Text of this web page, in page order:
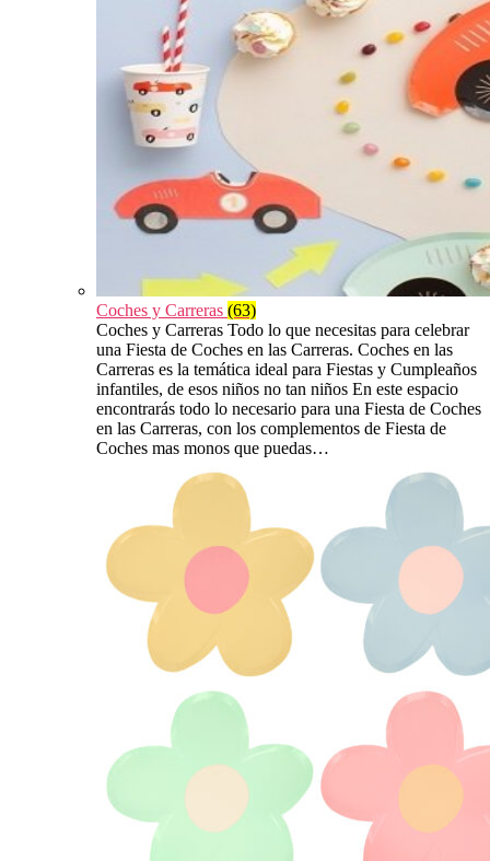
Coches y Carreras (63)
Coches y Carreras Todo lo que necesitas para celebrar
una Fiesta de Coches en las Carreras. Coches en las
Carreras es la temática ideal para Fiestas y Cumpleaños
infantiles, de esos niños no tan niños En este espacio
encontrarás todo lo necesario para una Fiesta de Coches
en las Carreras, con los complementos de Fiesta de
Coches mas monos que puedas…